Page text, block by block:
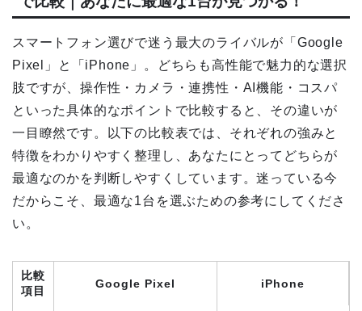
スマートフォン選びで迷う最大のライバルが「Google
Pixel」と「iPhone」。どちらも高性能で魅力的な選択
肢ですが、操作性・カメラ・連携性・AI機能・コスパ
といった具体的なポイントで比較すると、その違いが
一目瞭然です。以下の比較表では、それぞれの強みと
特徴をわかりやすく整理し、あなたにとってどちらが
最適なのかを判断しやすくしています。迷っている今
だからこそ、最適な1台を選ぶための参考にしてくださ
い。
比較
項目
Google Pixel iPhone